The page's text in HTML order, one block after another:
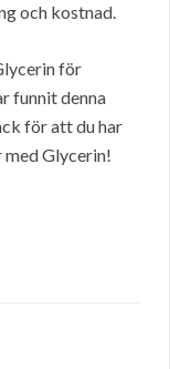
och kostnad.
för
funnit denna
för att du har
Glycerin!